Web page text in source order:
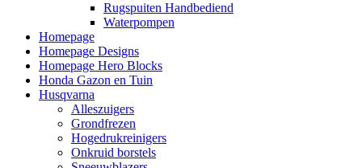
Rugspuiten Handbediend
Waterpompen
Homepage
Homepage Designs
Homepage Hero Blocks
Honda Gazon en Tuin
Husqvarna
Alleszuigers
Grondfrezen
Hogedrukreinigers
Onkruid borstels